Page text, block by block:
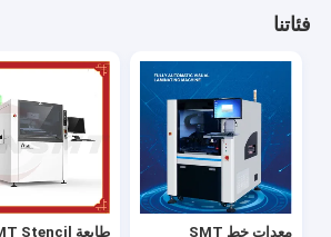
آلة SMT اختر المكان
معدات مناولة ثنائي الفينيل متعدد الكلور
رف مجلة PCB
فئاتنا
معدات خط SMT طابعة SMT Stencil